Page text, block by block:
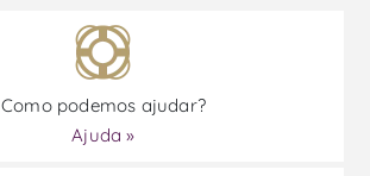
Como podemos ajudar?
Ajuda »